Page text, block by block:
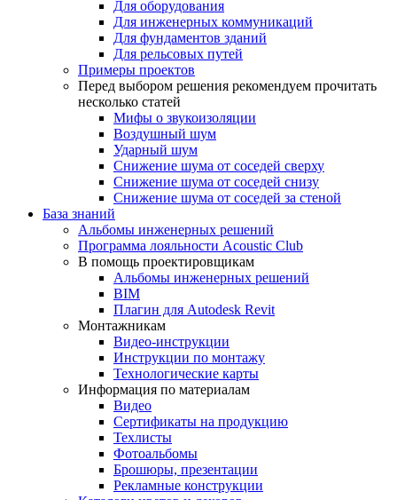
Для оборудования
Для инженерных коммуникаций
Для фундаментов зданий
Для рельсовых путей
Примеры проектов
Перед выбором решения рекомендуем прочитать
несколько статей
Мифы о звукоизоляции
Воздушный шум
Ударный шум
Снижение шума от соседей сверху
Снижение шума от соседей снизу
Снижение шума от соседей за стеной
База знаний
Альбомы инженерных решений
Программа лояльности Acoustic Club
В помощь проектировщикам
Альбомы инженерных решений
BIM
Плагин для Autodesk Revit
Монтажникам
Видео-инструкции
Инструкции по монтажу
Технологические карты
Информация по материалам
Видео
Сертификаты на продукцию
Техлисты
Фотоальбомы
Брошюры, презентации
Рекламные конструкции